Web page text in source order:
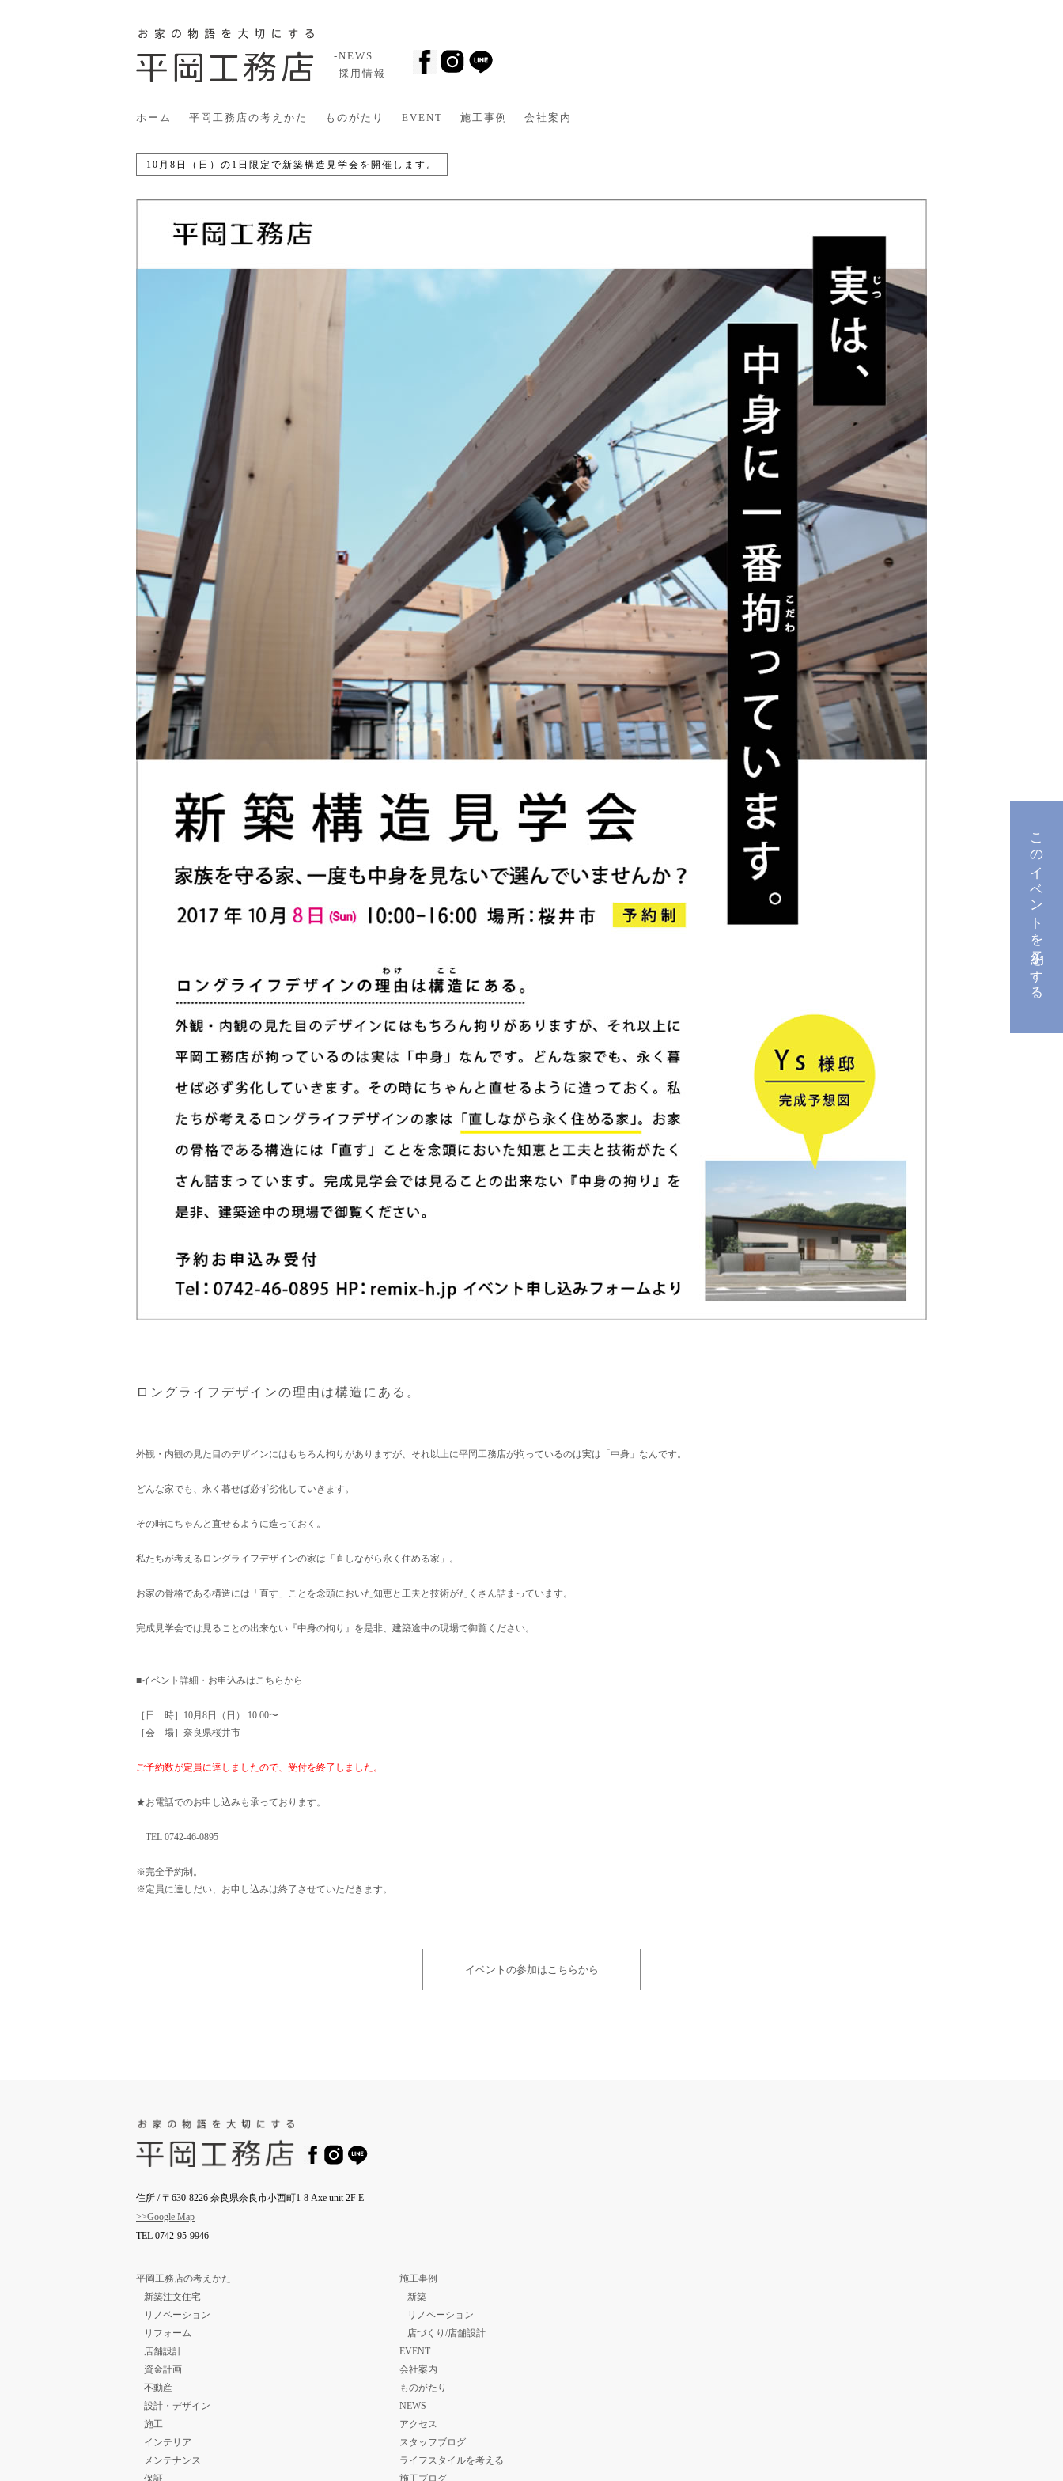
-NEWS
-採用情報
ホーム 平岡工務店の考えかた ものがたり EVENT 施工事例 会社案内
10月8日（日）の1日限定で新築構造見学会を開催します。
ロングライフデザインの理由は構造にある。
外観・内観の見た目のデザインにはもちろん拘りがありますが、それ以上に平岡工務店が拘っているのは実は「中身」なんです。
どんな家でも、永く暮せば必ず劣化していきます。
その時にちゃんと直せるように造っておく。
私たちが考えるロングライフデザインの家は「直しながら永く住める家」。
お家の骨格である構造には「直す」ことを念頭においた知恵と工夫と技術がたくさん詰まっています。
完成見学会では見ることの出来ない『中身の拘り』を是非、建築途中の現場で御覧ください。
■イベント詳細・お申込みはこちらから
［日 時］10月8日（日） 10:00〜
［会 場］奈良県桜井市
ご予約数が定員に達しましたので、受付を終了しました。
★お電話でのお申し込みも承っております。
TEL 0742-46-0895
※完全予約制。
※定員に達しだい、お申し込みは終了させていただきます。
イベントの参加はこちらから
住所 / 〒630-8226 奈良県奈良市小西町1-8 Axe unit 2F E
>>Google Map
TEL 0742-95-9946
平岡工務店の考えかた
新築注文住宅
リノベーション
リフォーム
店舗設計
資金計画
不動産
設計・デザイン
施工
インテリア
メンテナンス
保証
施工事例
新築
リノベーション
店づくり/店舗設計
EVENT
会社案内
ものがたり
NEWS
アクセス
スタッフブログ
ライフスタイルを考える
施工ブログ
このイベントを予約をする